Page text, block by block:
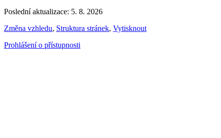
Poslední aktualizace: 5. 8. 2026
Změna vzhledu, Struktura stránek, Vytisknout
Prohlášení o přístupnosti